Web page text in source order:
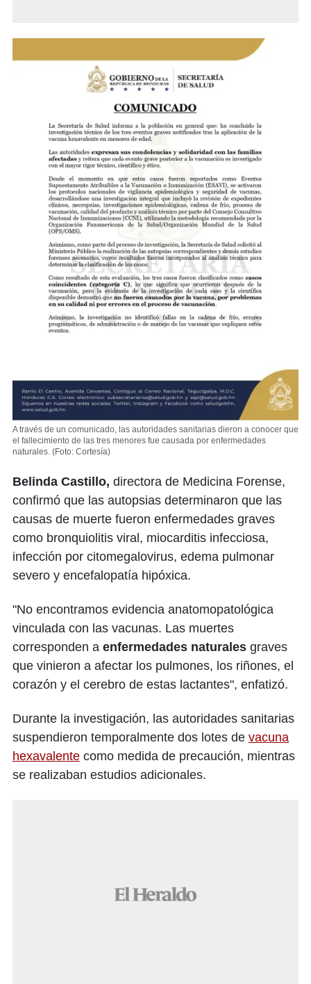
A través de un comunicado, las autoridades sanitarias dieron a conocer que
el fallecimiento de las tres menores fue causada por enfermedades
naturales. (Foto: Cortesía)
Belinda Castillo, directora de Medicina Forense,
confirmó que las autopsias determinaron que las
causas de muerte fueron enfermedades graves
como bronquiolitis viral, miocarditis infecciosa,
infección por citomegalovirus, edema pulmonar
severo y encefalopatía hipóxica.
"No encontramos evidencia anatomopatológica
vinculada con las vacunas. Las muertes
corresponden a enfermedades naturales graves
que vinieron a afectar los pulmones, los riñones, el
corazón y el cerebro de estas lactantes", enfatizó.
Durante la investigación, las autoridades sanitarias
suspendieron temporalmente dos lotes de vacuna
hexavalente como medida de precaución, mientras
se realizaban estudios adicionales.